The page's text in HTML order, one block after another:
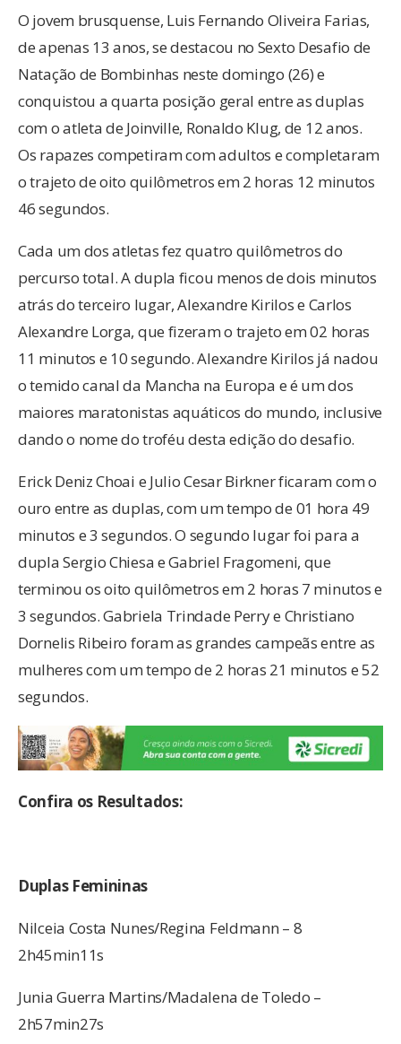
O jovem brusquense, Luis Fernando Oliveira Farias,
de apenas 13 anos, se destacou no Sexto Desafio de
Natação de Bombinhas neste domingo (26) e
conquistou a quarta posição geral entre as duplas
com o atleta de Joinville, Ronaldo Klug, de 12 anos.
Os rapazes competiram com adultos e completaram
o trajeto de oito quilômetros em 2 horas 12 minutos
46 segundos.
Cada um dos atletas fez quatro quilômetros do
percurso total. A dupla ficou menos de dois minutos
atrás do terceiro lugar, Alexandre Kirilos e Carlos
Alexandre Lorga, que fizeram o trajeto em 02 horas
11 minutos e 10 segundo. Alexandre Kirilos já nadou
o temido canal da Mancha na Europa e é um dos
maiores maratonistas aquáticos do mundo, inclusive
dando o nome do troféu desta edição do desafio.
Erick Deniz Choai e Julio Cesar Birkner ficaram com o
ouro entre as duplas, com um tempo de 01 hora 49
minutos e 3 segundos. O segundo lugar foi para a
dupla Sergio Chiesa e Gabriel Fragomeni, que
terminou os oito quilômetros em 2 horas 7 minutos e
3 segundos. Gabriela Trindade Perry e Christiano
Dornelis Ribeiro foram as grandes campeãs entre as
mulheres com um tempo de 2 horas 21 minutos e 52
segundos.
Confira os Resultados:
Duplas Femininas
Nilceia Costa Nunes/Regina Feldmann – 8
2h45min11s
Junia Guerra Martins/Madalena de Toledo –
2h57min27s